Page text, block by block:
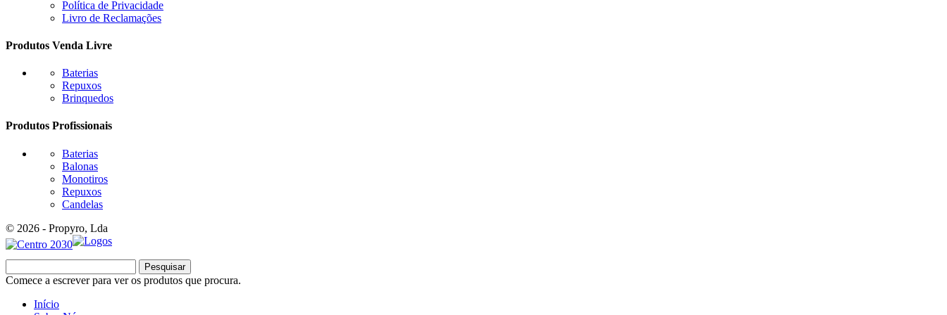
Política de Privacidade
Livro de Reclamações
Produtos Venda Livre
Baterias
Repuxos
Brinquedos
Produtos Profissionais
Baterias
Balonas
Monotiros
Repuxos
Candelas
© 2026 - Propyro, Lda
Pesquisar
Comece a escrever para ver os produtos que procura.
Início